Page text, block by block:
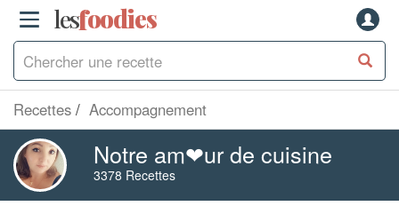
lesfoodies
Recettes Accompagnement
Notre am❤ur de cuisine
3378 Recettes